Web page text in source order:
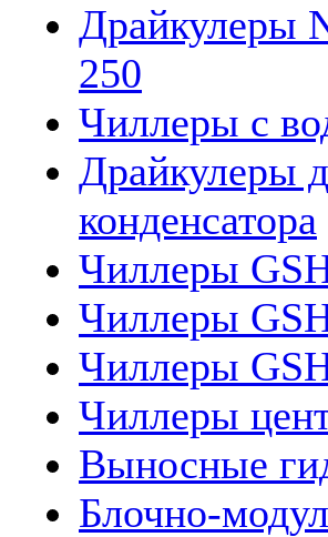
Драйкулеры
250
Чиллеры с
Драйкулеры
конденсатора
Чиллеры
Чиллеры
Чиллеры
Чиллеры
Выносные
Блочно-